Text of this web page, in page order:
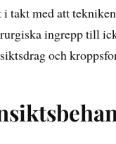
takt med att
ingrepp till
och